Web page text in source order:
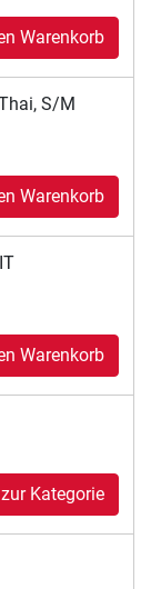
Warenkorb
S/M
Warenkorb
Warenkorb
zur Kategorie